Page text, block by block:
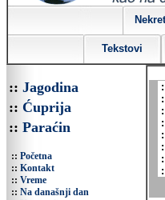
Tekstovi
:: Jagodina
:: Ćuprija
:: Paraćin
:: Početna
:: Kontakt
:: Vreme
:: Na današnji dan